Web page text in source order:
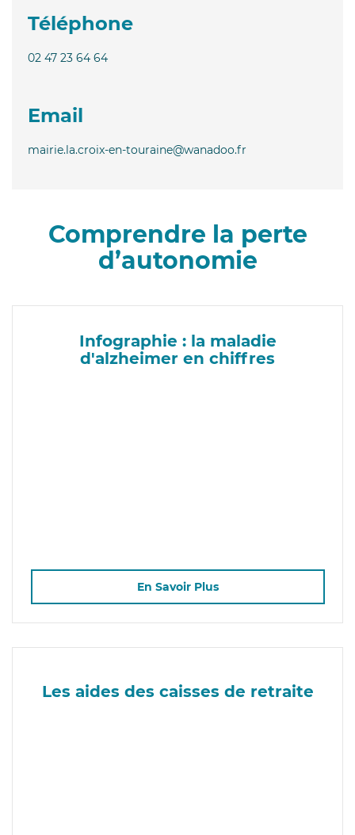
Téléphone
02 47 23 64 64
Email
mairie.la.croix-en-touraine@wanadoo.fr
Comprendre la perte
d’autonomie
Infographie : la maladie
d'alzheimer en chiffres
En Savoir Plus
Les aides des caisses de retraite